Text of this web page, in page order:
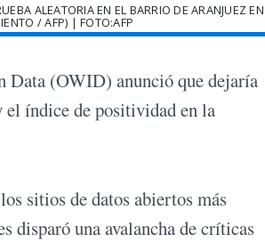
ALEATORIA EN EL BARRIO DE ARANJUEZ EN
/ AFP) | FOTO:AFP
Data (OWID) anunció que dejaría
el índice de positividad en la
sitios de datos abiertos más
disparó una avalancha de críticas